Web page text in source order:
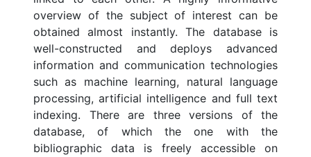
overview of the subject of interest can be
obtained almost instantly. The database is
well-constructed and deploys advanced
information and communication technologies
such as machine learning, natural language
processing, artificial intelligence and full text
indexing. There are three versions of the
database, of which the one with the
bibliographic data is freely accessible on